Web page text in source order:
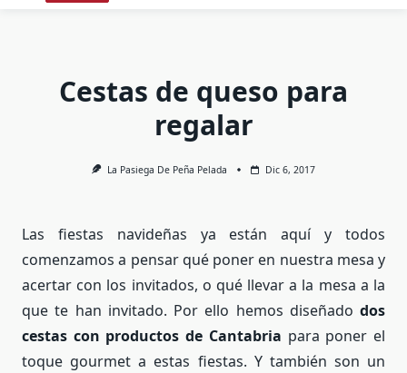
Cestas de queso para
regalar
La Pasiega De Peña Pelada Dic 6, 2017
Las fiestas navideñas ya están aquí y todos
comenzamos a pensar qué poner en nuestra mesa y
acertar con los invitados, o qué llevar a la mesa a la
que te han invitado. Por ello hemos diseñado dos
cestas con productos de Cantabria para poner el
toque gourmet a estas fiestas. Y también son un